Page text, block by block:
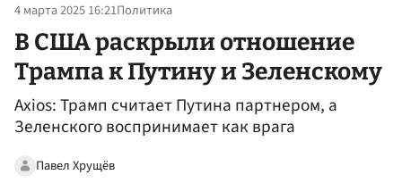
4 марта 2025 16:21Политика
В США раскрыли отношение
Трампа к Путину и Зеленскому
Axios: Трамп считает Путина партнером, а
Зеленского воспринимает как врага
Павел Хрущёв